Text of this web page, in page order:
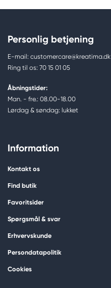
Personlig betjening
E-mail: customercare@kreatima.dk
Ring til os: 70 15 01 05
Åbningstider:
Man. - fre.: 08.00-18.00
Lørdag & søndag: lukket
Information
Kontakt os
Find butik
Favoritsider
Spørgsmål & svar
Erhvervskunde
Persondatapolitik
Cookies